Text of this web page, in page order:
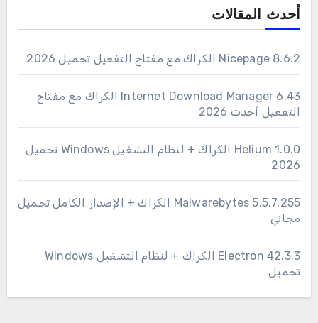
أحدث المقالات
Nicepage 8.6.2 الكراك مع مفتاح التفعيل تحميل 2026
6.43 Internet Download Manager الكراك مع مفتاح
التفعيل أحدث 2026
1.0.0 Helium الكراك + لنظام التشغيل Windows تحميل
2026
Malwarebytes 5.5.7.255 الكراك + الإصدار الكامل تحميل
مجاني
Electron 42.3.3 الكراك + لنظام التشغيل Windows
تحميل